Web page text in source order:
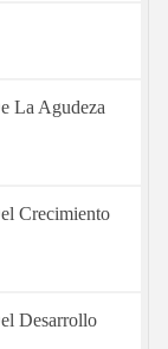
La Agudeza
Crecimiento
Desarrollo